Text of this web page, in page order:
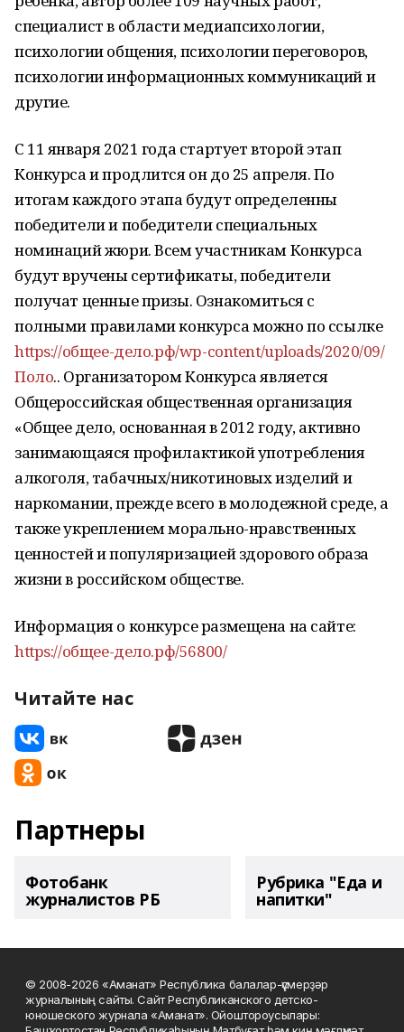
специалист в области медиапсихологии,
психологии общения, психологии переговоров,
психологии информационных коммуникаций и
другие.
С 11 января 2021 года стартует второй этап
Конкурса и продлится он до 25 апреля. По
итогам каждого этапа будут определенны
победители и победители специальных
номинаций жюри. Всем участникам Конкурса
будут вручены сертификаты, победители
получат ценные призы. Ознакомиться с
полными правилами конкурса можно по ссылке
https://общее-дело.рф/wp-content/uploads/2020/09/
Поло.. Организатором Конкурса является
Общероссийская общественная организация
«Общее дело, основанная в 2012 году, активно
занимающаяся профилактикой употребления
алкоголя, табачных/никотиновых изделий и
наркомании, прежде всего в молодежной среде, а
также укреплением морально-нравственных
ценностей и популяризацией здорового образа
жизни в российском обществе.
Информация о конкурсе размещена на сайте:
https://общее-дело.рф/56800/
Читайте нас
Партнеры
Фотобанк
журналистов РБ
Рубрика "Еда и
напитки"
© 2008-2026 «Аманат» Республика балалар-үҫмерҙәр
журналының сайты. Сайт Республиканского детско-
юношеского журнала «Аманат». Ойоштороусылары: